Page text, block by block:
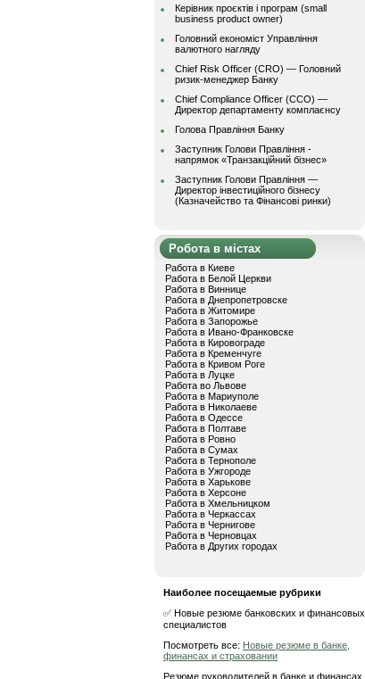
Керівник проєктів і програм (small
business product owner)
Головний економіст Управління
валютного нагляду
Chief Risk Officer (CRO) — Головний
ризик-менеджер Банку
Chief Compliance Officer (CCO) —
Директор департаменту комплаєнсу
Голова Правління Банку
Заступник Голови Правління -
напрямок «Транзакційний бізнес»
Заступник Голови Правління —
Директор інвестиційного бізнесу
(Казначейство та Фінансові ринки)
Робота в містах
Работа в Киеве
Работа в Белой Церкви
Работа в Виннице
Работа в Днепропетровске
Работа в Житомире
Работа в Запорожье
Работа в Ивано-Франковске
Работа в Кировограде
Работа в Кременчуге
Работа в Кривом Роге
Работа в Луцке
Работа во Львове
Работа в Мариуполе
Работа в Николаеве
Работа в Одессе
Работа в Полтаве
Работа в Ровно
Работа в Сумах
Работа в Тернополе
Работа в Ужгороде
Работа в Харькове
Работа в Херсоне
Работа в Хмельницком
Работа в Черкассах
Работа в Чернигове
Работа в Черновцах
Работа в Других городах
Наиболее посещаемые рубрики
✅ Новые резюме банковских и финансовых
специалистов
Посмотреть все: Новые резюме в банке,
финансах и страховании
Резюме руководителей в банке и финансах